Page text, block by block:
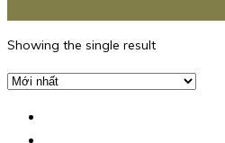
Showing the single result